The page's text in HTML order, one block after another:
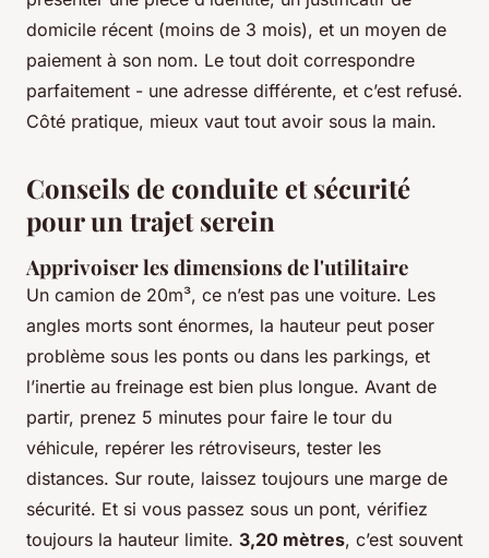
domicile récent (moins de 3 mois), et un moyen de
paiement à son nom. Le tout doit correspondre
parfaitement - une adresse différente, et c’est refusé.
Côté pratique, mieux vaut tout avoir sous la main.
Conseils de conduite et sécurité
pour un trajet serein
Apprivoiser les dimensions de l'utilitaire
Un camion de 20m³, ce n’est pas une voiture. Les
angles morts sont énormes, la hauteur peut poser
problème sous les ponts ou dans les parkings, et
l’inertie au freinage est bien plus longue. Avant de
partir, prenez 5 minutes pour faire le tour du
véhicule, repérer les rétroviseurs, tester les
distances. Sur route, laissez toujours une marge de
sécurité. Et si vous passez sous un pont, vérifiez
toujours la hauteur limite. 3,20 mètres, c’est souvent